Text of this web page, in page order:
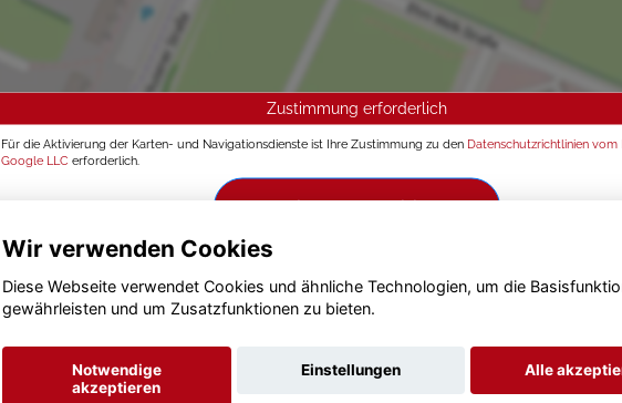
Zustimmung erforderlich
Für die Aktivierung der Karten- und Navigationsdienste ist Ihre Zustimmung zu den Datenschutzrichtlinien
Google LLC erforderlich.
Wir verwenden Cookies
Diese Webseite verwendet Cookies und ähnliche Technologien, um die
gewährleisten und um Zusatzfunktionen zu bieten.
Notwendige
akzeptieren
Einstellungen Alle